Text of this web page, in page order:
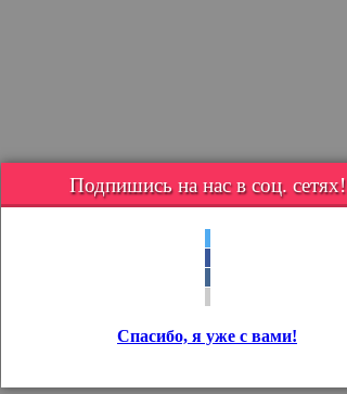
Подпишись на нас в соц. сетях!
Спасибо, я уже с вами!